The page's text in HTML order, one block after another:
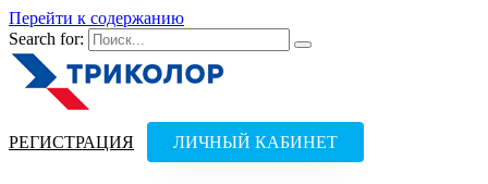
Перейти к содержанию
Search for:
РЕГИСТРАЦИЯ ЛИЧНЫЙ КАБИНЕТ